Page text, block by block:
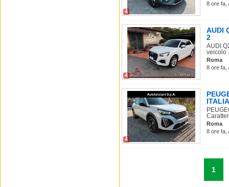
4
8 ore fa,
4
AUDI
2
AUDI
veicolo
Roma
8 ore fa,
4
Roma
8 ore fa,
1